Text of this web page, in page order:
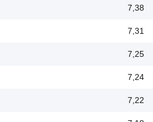
7,38
7,31
7,25
7,24
7,22